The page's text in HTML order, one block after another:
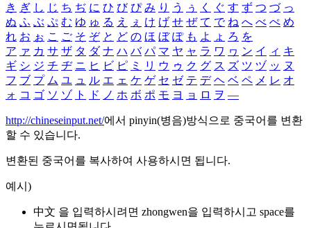
き ぎ し じ ち ぢ に ひ び ぴ み り う ぅ く ぐ す ず つ づ っ
ぬ ふ ぶ ぷ む ゆ ゅ る え ぇ け げ せ ぜ て で ね へ べ ぺ め
れ お ぉ こ ご そ ぞ と ど の ほ ぼ ぽ も よ ょ ろ を
ア ァ カ サ ザ タ ダ ナ ハ バ パ マ ヤ ャ ラ ワ ヮ ン イ ィ キ
ギ シ ジ チ ヂ ニ ヒ ビ ピ ミ リ ウ ゥ ク グ ス ズ ツ ヅ ッ ヌ
フ ブ プ ム ユ ュ ル エ ェ ケ ゲ セ ゼ テ デ ヘ ベ ペ メ レ オ
ォ コ ゴ ソ ゾ ト ド ノ ホ ボ ポ モ ヨ ョ ロ ヲ ―
http://chineseinput.net/에서 pinyin(병음)방식으로 중국어를 변환
할 수 있습니다.
변환된 중국어를 복사하여 사용하시면 됩니다.
예시)
中文 을 입력하시려면 zhongwen을 입력하시고 space를